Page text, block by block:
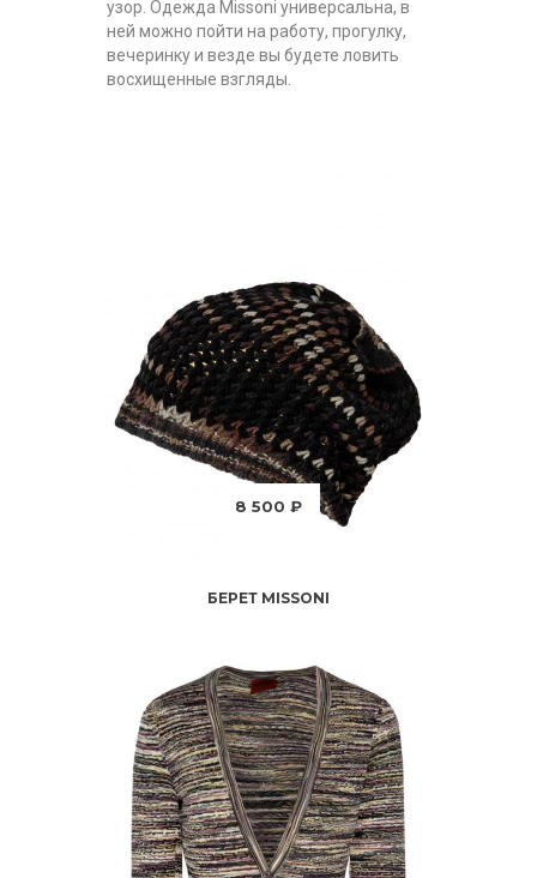
узор. Одежда Missoni универсальна, в
ней можно пойти на работу, прогулку,
вечеринку и везде вы будете ловить
восхищенные взгляды.
8 500 ₽
БЕРЕТ MISSONI